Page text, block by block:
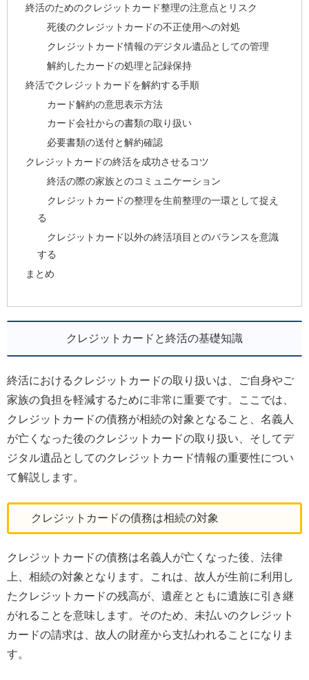
終活のためのクレジットカード整理の注意点とリスク
死後のクレジットカードの不正使用への対処
クレジットカード情報のデジタル遺品としての管理
解約したカードの処理と記録保持
終活でクレジットカードを解約する手順
カード解約の意思表示方法
カード会社からの書類の取り扱い
必要書類の送付と解約確認
クレジットカードの終活を成功させるコツ
終活の際の家族とのコミュニケーション
クレジットカードの整理を生前整理の一環として捉え
る
クレジットカード以外の終活項目とのバランスを意識
する
まとめ
クレジットカードと終活の基礎知識
終活におけるクレジットカードの取り扱いは、ご自身やご
家族の負担を軽減するために非常に重要です。ここでは、
クレジットカードの債務が相続の対象となること、名義人
が亡くなった後のクレジットカードの取り扱い、そしてデ
ジタル遺品としてのクレジットカード情報の重要性につい
て解説します。
クレジットカードの債務は相続の対象
クレジットカードの債務は名義人が亡くなった後、法律
上、相続の対象となります。これは、故人が生前に利用し
たクレジットカードの残高が、遺産とともに遺族に引き継
がれることを意味します。そのため、未払いのクレジット
カードの請求は、故人の財産から支払われることになりま
す。